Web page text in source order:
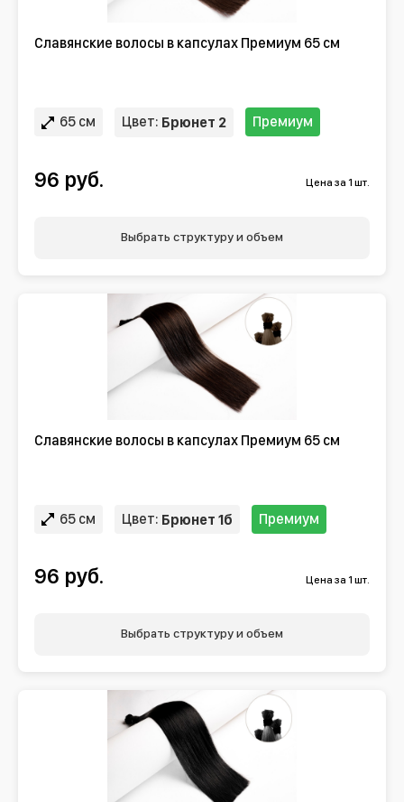
Славянские волосы в капсулах Премиум 65 см
65 см Цвет: Брюнет 2 Премиум
96 руб. Цена за 1 шт.
Выбрать структуру и объем
Славянские волосы в капсулах Премиум 65 см
65 см Цвет: Брюнет 1б Премиум
96 руб. Цена за 1 шт.
Выбрать структуру и объем